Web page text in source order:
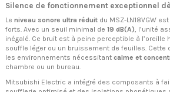
Silence de fonctionnement exceptionnel
Le niveau sonore ultra réduit du MSZ-LN18VGW
forts. Avec un seuil minimal de 19 dB(A), l’unité
inégalé. Ce bruit est à peine perceptible à l’oreille
souffle léger ou un bruissement de feuilles. Cette
les environnements nécessitant calme et
chambre ou un bureau.
Mitsubishi Electric a intégré des composants à